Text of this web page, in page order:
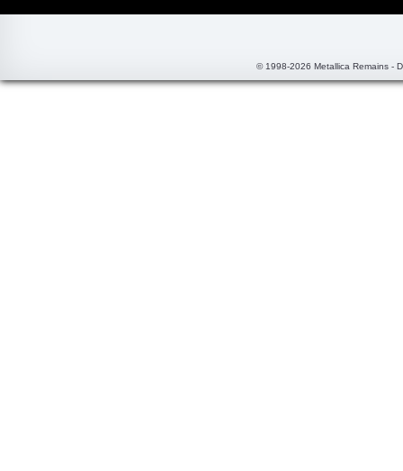
© 1998-2026 Metallica Remains -